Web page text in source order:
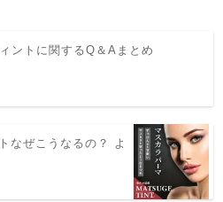
ントに関するQ＆Aまとめ
なぜこうなるの？ よ